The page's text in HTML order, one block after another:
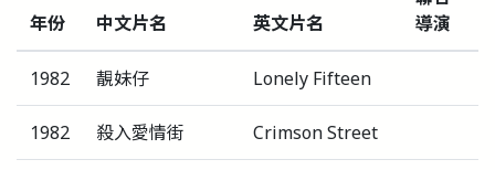
年份 中文片名 英文片名
導演
1982 靚妹仔 Lonely Fifteen
1982 殺入愛情街 Crimson Street